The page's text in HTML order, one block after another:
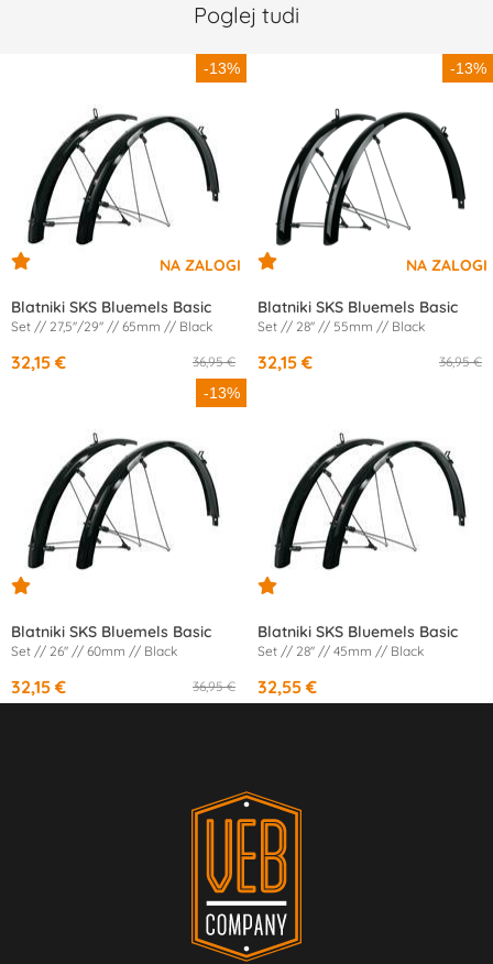
Poglej tudi
-13%
Blatniki SKS Bluemels Basic
Set // 27,5''/29'' // 65mm // Black
36,95 €
32,15 €
-13%
Blatniki SKS Bluemels Basic
Set // 28'' // 55mm // Black
36,95 €
32,15 €
-13%
Blatniki SKS Bluemels Basic
Set // 26'' // 60mm // Black
36,95 €
32,15 €
Blatniki SKS Bluemels Basic
Set // 28'' // 45mm // Black
32,55 €